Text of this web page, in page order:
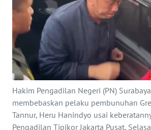
Hakim Pengadilan Negeri (PN)
membebaskan pelaku pembunuhan
Tannur, Heru Hanindyo usai
Pengadilan Tipikor Jakarta Pusat,
KESEHATAN
INTERNASIONAL
SERBA-SERBI
PENDIDIKAN